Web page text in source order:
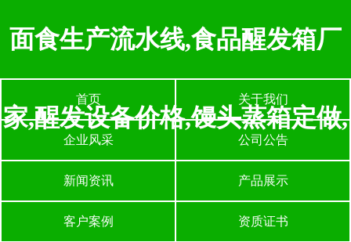
面食生产流水线,食品醒发箱厂
家,醒发设备价格,馒头蒸箱定做,
首页 关于我们
企业风采 公司公告
新闻资讯 产品展示
客户案例 资质证书